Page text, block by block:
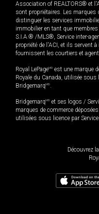
Association of REALTORS® et
sont propriétaires. Les marques
distinguer les services
immobilier en tant que
S.I.A.® /MLS®, Service inter-
propriété de l'ACI, et ils servent
fournissent les courtiers et
Royal LePageMD est une marque
Royale du Canada, utilisée
BridgemarqMD.
BridgemarqMD et ses logos /
marques de commerce
utilisées sous licence par
Découvrez